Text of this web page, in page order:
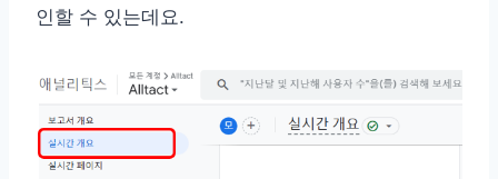
인할 수 있는데요.